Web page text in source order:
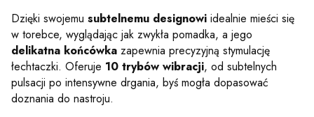
Dzięki swojemu subtelnemu designowi idealnie mieści się
w torebce, wyglądając jak zwykła pomadka, a jego
delikatna końcówka zapewnia precyzyjną stymulację
łechtaczki. Oferuje 10 trybów wibracji, od subtelnych
pulsacji po intensywne drgania, byś mogła dopasować
doznania do nastroju.